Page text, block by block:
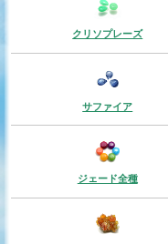
クリソプレーズ
サファイア
ジェード全種